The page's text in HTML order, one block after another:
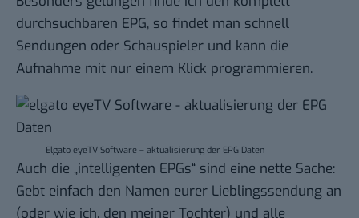
durchsuchbaren EPG, so findet man schnell
Sendungen oder Schauspieler und kann die
Aufnahme mit nur einem Klick programmieren.
Elgato eyeTV Software – aktualisierung der EPG Daten
Auch die „intelligenten EPGs“ sind eine nette Sache:
Gebt einfach den Namen eurer Lieblingssendung an
(oder wie ich, den meiner Tochter) und alle